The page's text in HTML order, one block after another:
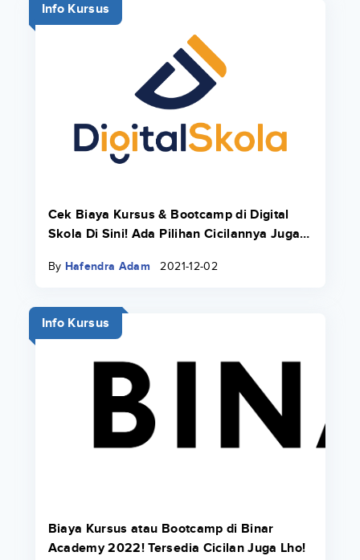
Info Kursus
Cek Biaya Kursus & Bootcamp di Digital
Skola Di Sini! Ada Pilihan Cicilannya Juga
By Hafendra Adam 2021-12-02
Info Kursus
Biaya Kursus atau Bootcamp di Binar
Academy 2022! Tersedia Cicilan Juga Lho!